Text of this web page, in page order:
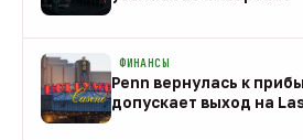
ФИНАНСЫ
Penn вернулась к
допускает выход на